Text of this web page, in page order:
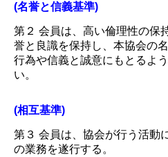
(名誉と信義基準)
第２ 会員は、高い倫理性の保
誉と良識を保持し、本協会の
行為や信義と誠意にもとるよ
い。
(相互基準)
第３ 会員は、協会が行う活動
の業務を遂行する。